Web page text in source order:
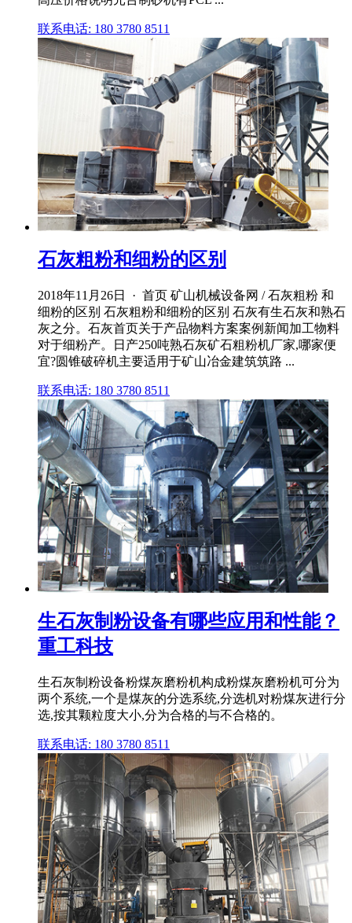
联系电话: 180 3780 8511
石灰粗粉和细粉的区别
2018年11月26日 · 首页 矿山机械设备网 / 石灰粗粉 和
细粉的区别 石灰粗粉和细粉的区别 石灰有生石灰和熟石
灰之分。石灰首页关于产品物料方案案例新闻加工物料
对于细粉产。日产250吨熟石灰矿石粗粉机厂家,哪家便
宜?圆锥破碎机主要适用于矿山冶金建筑筑路 ...
联系电话: 180 3780 8511
生石灰制粉设备有哪些应用和性能？
重工科技
生石灰制粉设备粉煤灰磨粉机构成粉煤灰磨粉机可分为
两个系统,一个是煤灰的分选系统,分选机对粉煤灰进行分
选,按其颗粒度大小,分为合格的与不合格的。
联系电话: 180 3780 8511